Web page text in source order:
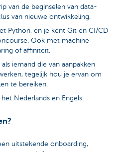
van de beginselen van data-
van nieuwe ontwikkeling.
Python, en je kent Git en CI/CD
Ook met machine
of affiniteit.
iemand die van aanpakken
tegelijk hou je ervan om
te bereiken.
Nederlands en Engels.
uitstekende onboarding,